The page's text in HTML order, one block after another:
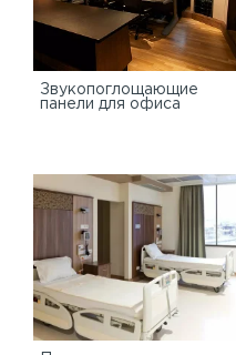
Звукопоглощающие
панели для офиса